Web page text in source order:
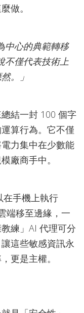
做。
中心的典範轉移
不僅代表技術上
。」
結一封 100 個字
算行為。它不僅
力集中在少數能
廠商手中。
在手機上執行
端移至邊緣，一
練」AI 代理可分
這些敏感資訊永
更是主權。